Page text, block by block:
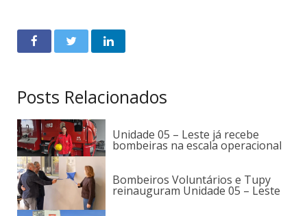
Posts Relacionados
Unidade 05 – Leste já recebe
bombeiras na escala operacional
Bombeiros Voluntários e Tupy
reinauguram Unidade 05 – Leste